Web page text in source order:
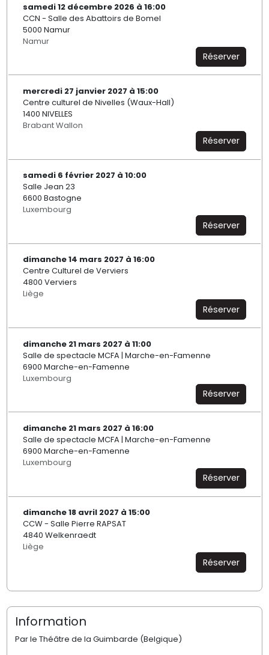
samedi 12 décembre 2026 à 16:00
CCN - Salle des Abattoirs de Bomel
5000 Namur
Namur
Réserver
mercredi 27 janvier 2027 à 15:00
Centre culturel de Nivelles (Waux-Hall)
1400 NIVELLES
Brabant Wallon
Réserver
samedi 6 février 2027 à 10:00
Salle Jean 23
6600 Bastogne
Luxembourg
Réserver
dimanche 14 mars 2027 à 16:00
Centre Culturel de Verviers
4800 Verviers
Liège
Réserver
dimanche 21 mars 2027 à 11:00
Salle de spectacle MCFA | Marche-en-Famenne
6900 Marche-en-Famenne
Luxembourg
Réserver
dimanche 21 mars 2027 à 16:00
Salle de spectacle MCFA | Marche-en-Famenne
6900 Marche-en-Famenne
Luxembourg
Réserver
dimanche 18 avril 2027 à 15:00
CCW - Salle Pierre RAPSAT
4840 Welkenraedt
Liège
Réserver
Information
Par le Théâtre de la Guimbarde (Belgique)